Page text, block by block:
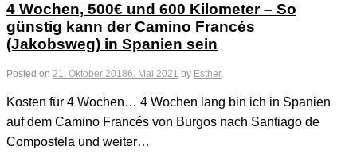
4 Wochen, 500€ und 600 Kilometer – So
günstig kann der Camino Francés
(Jakobsweg) in Spanien sein
Posted on 21. Oktober 20186. Mai 2021 by Esther
Kosten für 4 Wochen… 4 Wochen lang bin ich in Spanien
auf dem Camino Francés von Burgos nach Santiago de
Compostela und weiter…